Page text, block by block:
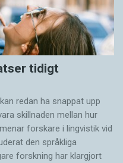
tidigt
redan ha snappat upp
skillnaden mellan hur
forskare i lingvistik vid
den språkliga
forskning har klargjort